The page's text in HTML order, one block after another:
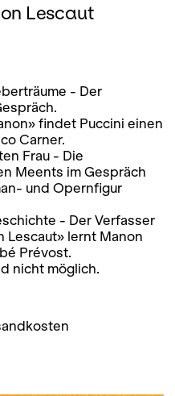
Lescaut
- Der
findet Puccini einen
Carner.
Frau - Die
Meents im Gespräch
und Opernfigur
- Der Verfasser
Lescaut» lernt Manon
Prévost.
nicht möglich.